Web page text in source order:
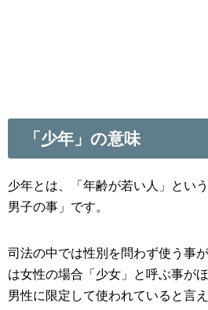
「少年」の意味
少年とは、「年齢が若い人」とい
男子の事」です。
司法の中では性別を問わず使う事
は女性の場合「少女」と呼ぶ事が
男性に限定して使われていると言え